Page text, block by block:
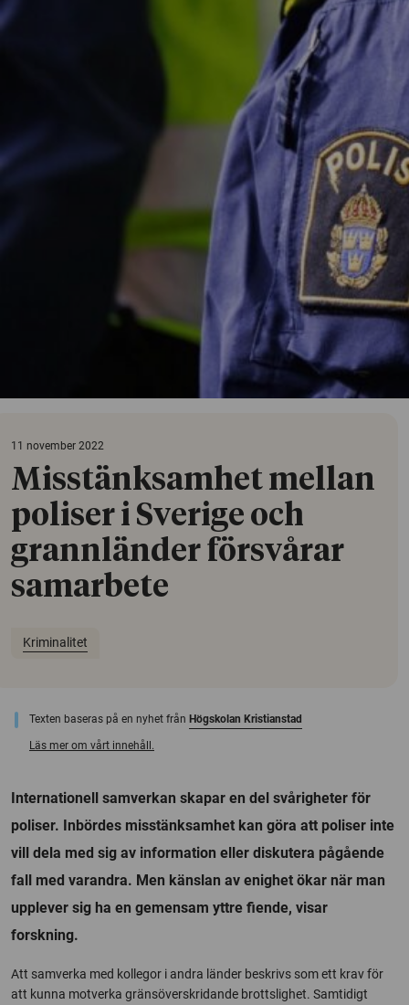
11 november 2022
Misstänksamhet mellan
poliser i Sverige och
grannländer försvårar
samarbete
Kriminalitet
Texten baseras på en nyhet från Högskolan Kristianstad
Läs mer om vårt innehåll.
Internationell samverkan skapar en del svårigheter för
poliser. Inbördes misstänksamhet kan göra att poliser inte
vill dela med sig av information eller diskutera pågående
fall med varandra. Men känslan av enighet ökar när man
upplever sig ha en gemensam yttre fiende, visar
forskning.
Att samverka med kollegor i andra länder beskrivs som ett krav för
att kunna motverka gränsöverskridande brottslighet. Samtidigt